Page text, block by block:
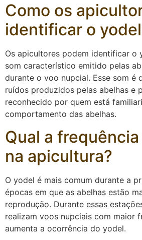
Como os
identificar o
Os apicultores podem identificar o
som característico emitido pelas
durante o voo nupcial. Esse som é
ruídos produzidos pelas abelhas e
reconhecido por quem está
comportamento das abelhas.
Qual a
na apicultura?
O yodel é mais comum durante a
épocas em que as abelhas estão
reprodução. Durante essas
realizam voos nupciais com maior
aumenta a ocorrência do yodel.